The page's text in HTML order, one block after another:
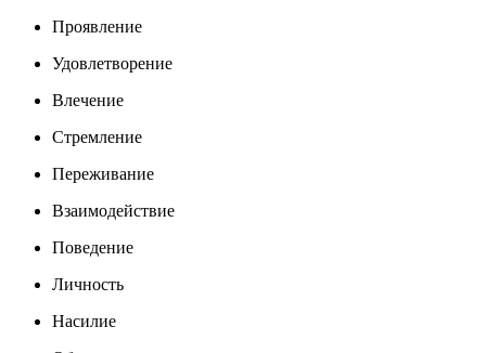
Проявление
Удовлетворение
Влечение
Стремление
Переживание
Взаимодействие
Поведение
Личность
Насилие